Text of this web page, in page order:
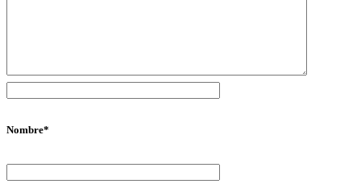
Nombre*